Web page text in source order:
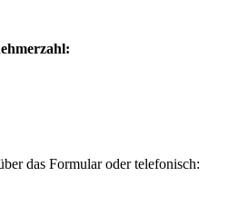
das Formular oder telefonisch: